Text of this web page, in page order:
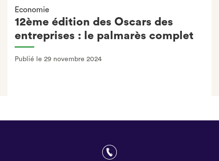
Economie
12ème édition des Oscars des
entreprises : le palmarès complet
Publié le 29 novembre 2024